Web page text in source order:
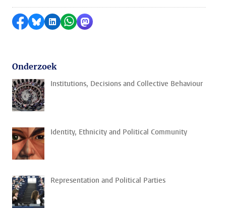
Delen op Facebook
Delen via Bluesky
Delen op LinkedIn
Delen via WhatsApp
Delen via Mastodon
Onderzoek
Institutions, Decisions and Collective Behaviour
Identity, Ethnicity and Political Community
Representation and Political Parties